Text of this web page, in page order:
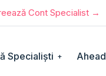
Cont Specialist →
Specialiști + Ahead